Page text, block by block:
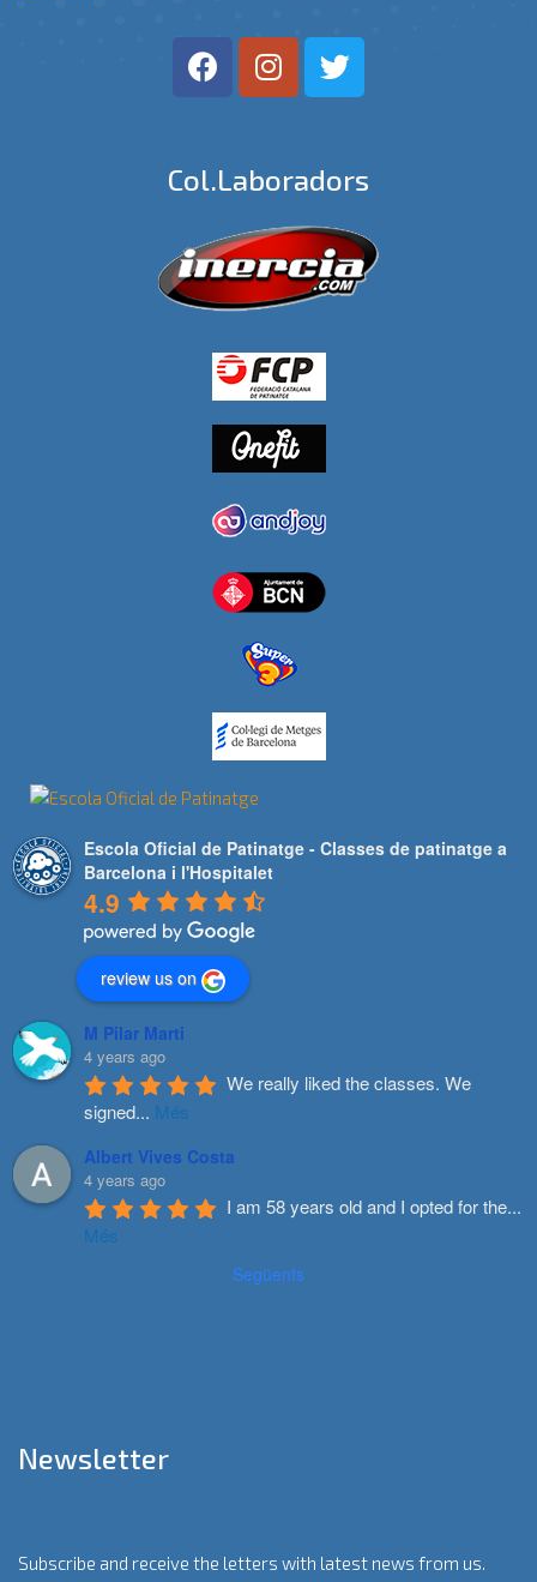
Col.laboradors
Escola Oficial de Patinatge - Classes de patinatge a
Barcelona i l'Hospitalet
4.9
review us on
M Pilar Marti
4 years ago
We really liked the classes. We
signed... Més
Albert Vives Costa
4 years ago
I am 58 years old and I opted for the...
Més
Següents
Newsletter
Subscribe and receive the letters with latest news from us.